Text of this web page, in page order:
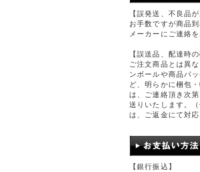
【誤発送、不良品
お手数ですが商品
メーカーにご連絡
【誤送品、配達時
ご注文商品とは異
ンボールや商品パ
ど、明らかに梱包
は、ご連絡頂き次
送りいたします。
は、ご返金にて対
【銀行振込】